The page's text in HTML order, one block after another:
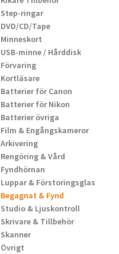
Step-ringar
DVD/CD/Tape
Minneskort
USB-minne / Hårddisk
Förvaring
Kortläsare
Batterier för Canon
Batterier för Nikon
Batterier övriga
Film & Engångskameror
Arkivering
Rengöring & Vård
Fyndhörnan
Luppar & Förstoringsglas
Begagnat & Fynd
Studio & Ljuskontroll
Skrivare & Tillbehör
Skanner
Övrigt